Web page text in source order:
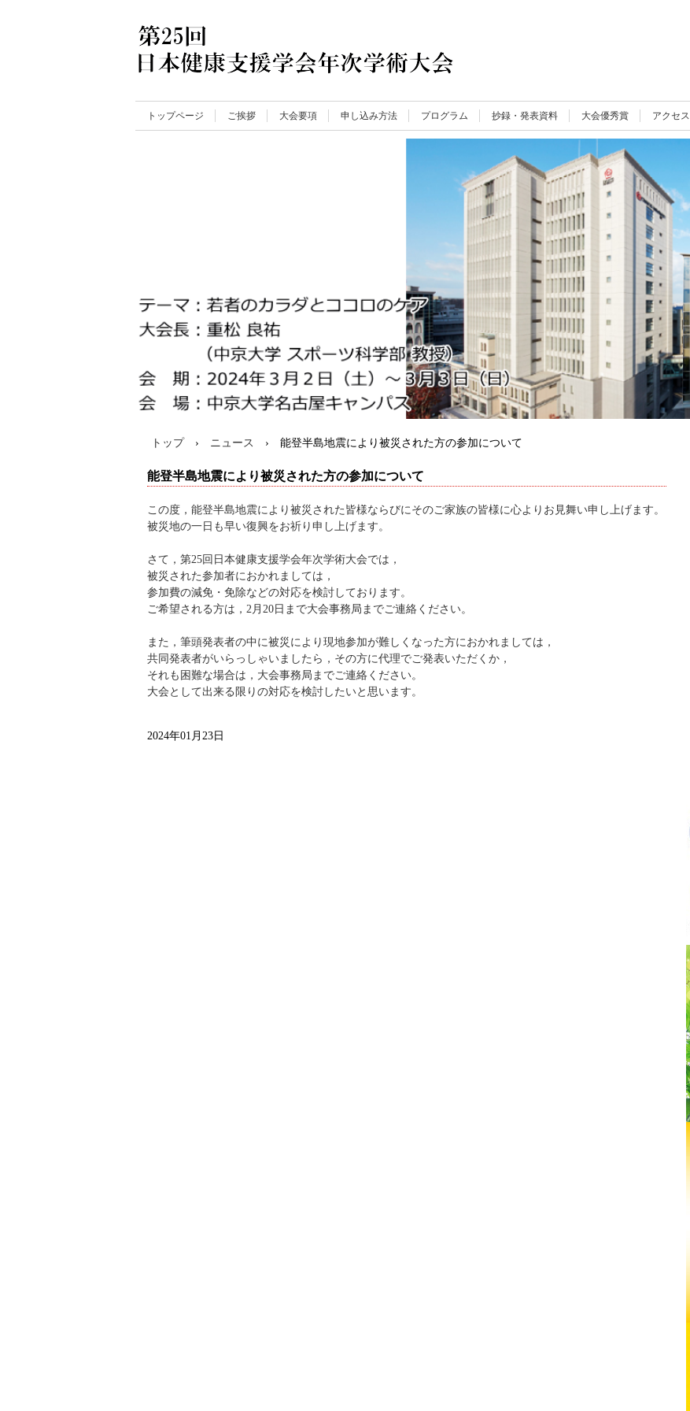
トップページ ご挨拶 大会要項 申し込み方法 プログラム 抄録・発表資料 大会優秀賞 アクセス
トップ › ニュース › 能登半島地震により被災された方の参加について
能登半島地震により被災された方の参加について
この度，能登半島地震により被災された皆様ならびにそのご家族の皆様に心よりお見舞い申し上げます。
被災地の一日も早い復興をお祈り申し上げます。
さて，第25回日本健康支援学会年次学術大会では，
被災された参加者におかれましては，
参加費の減免・免除などの対応を検討しております。
ご希望される方は，2月20日まで大会事務局までご連絡ください。
また，筆頭発表者の中に被災により現地参加が難しくなった方におかれましては，
共同発表者がいらっしゃいましたら，その方に代理でご発表いただくか，
それも困難な場合は，大会事務局までご連絡ください。
大会として出来る限りの対応を検討したいと思います。
2024年01月23日